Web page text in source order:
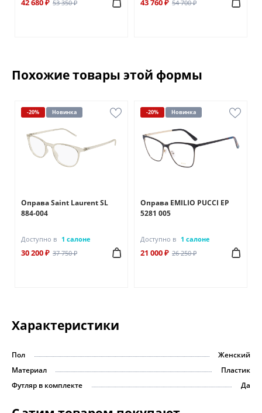
42 680 ₽ 53 350 ₽ 43 760 ₽ 54 700 ₽
Похожие товары этой формы
-20% Новинка
Оправа Saint Laurent SL
884-004
Доступно в 1 салоне
30 200 ₽ 37 750 ₽
-20% Новинка
Оправа EMILIO PUCCI EP
5281 005
Доступно в 1 салоне
21 000 ₽ 26 250 ₽
Характеристики
Пол
Женский
Материал
Пластик
Футляр в комплекте
Да